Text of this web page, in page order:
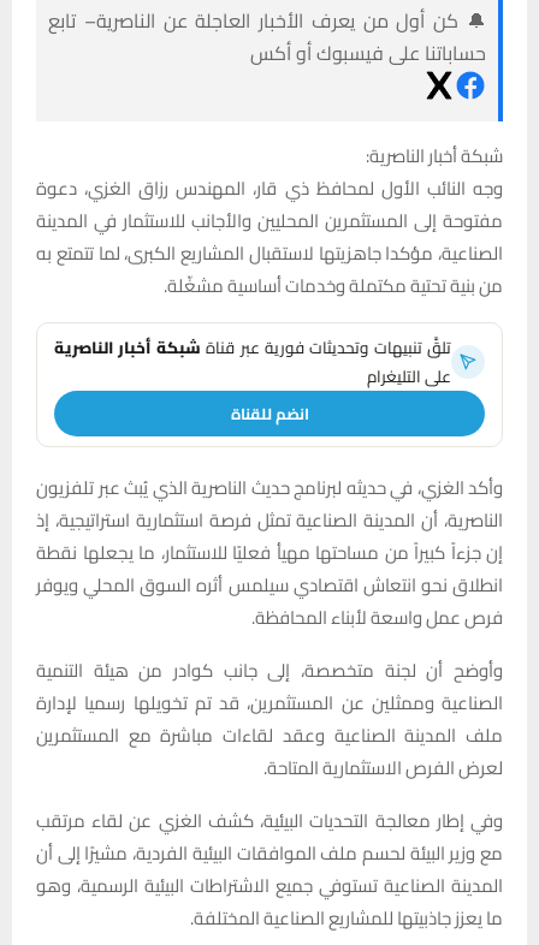
🔔 كن أول من يعرف الأخبار العاجلة عن الناصرية– تابع
حساباتنا على فيسبوك أو أكس
شبكة أخبار الناصرية:
وجه النائب الأول لمحافظ ذي قار، المهندس رزاق الغزي، دعوة
مفتوحة إلى المستثمرين المحليين والأجانب للاستثمار في المدينة
الصناعية، مؤكدا جاهزيتها لاستقبال المشاريع الكبرى، لما تتمتع به
من بنية تحتية مكتملة وخدمات أساسية مشغّلة.
تلقَّ تنبيهات وتحديثات فورية عبر قناةشبكة أخبار الناصرية
على التليغرام
انضم للقناة
وأكد الغزي، في حديثه لبرنامج حديث الناصرية الذي يُبث عبر تلفزيون
الناصرية، أن المدينة الصناعية تمثل فرصة استثمارية استراتيجية، إذ
إن جزءاً كبيراً من مساحتها مهيأ فعليًا للاستثمار، ما يجعلها نقطة
انطلاق نحو انتعاش اقتصادي سيلمس أثره السوق المحلي ويوفر
فرص عمل واسعة لأبناء المحافظة.
وأوضح أن لجنة متخصصة، إلى جانب كوادر من هيئة التنمية
الصناعية وممثلين عن المستثمرين، قد تم تخويلها رسميا لإدارة
ملف المدينة الصناعية وعقد لقاءات مباشرة مع المستثمرين
لعرض الفرص الاستثمارية المتاحة.
وفي إطار معالجة التحديات البيئية، كشف الغزي عن لقاء مرتقب
مع وزير البيئة لحسم ملف الموافقات البيئية الفردية، مشيرًا إلى أن
المدينة الصناعية تستوفي جميع الاشتراطات البيئية الرسمية، وهو
ما يعزز جاذبيتها للمشاريع الصناعية المختلفة.